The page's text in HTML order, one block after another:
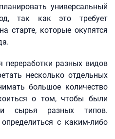
универсальный
так как это требует
старте, которые окупятся
разных видов
несколько отдельных
большое количество
о том, чтобы были
сырья разных типов.
с каким-либо